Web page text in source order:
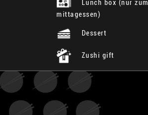
Lunch box (nur zum
mittagessen)
Dessert
Zushi gift